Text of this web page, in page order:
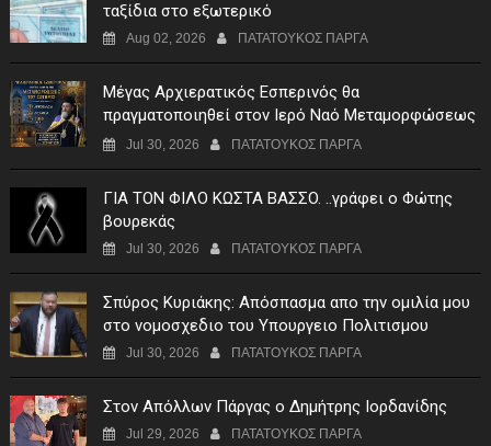
ταξίδια στο εξωτερικό
Aug 02, 2026 ΠΑΤΑΤΟΥΚΟΣ ΠΑΡΓΑ
Μέγας Αρχιερατικός Εσπερινός θα
πραγματοποιηθεί στον Ιερό Ναό Μεταμορφώσεως
του Σωτήρος Σταυροχωρίου στης 5 Αυγούστου
Jul 30, 2026 ΠΑΤΑΤΟΥΚΟΣ ΠΑΡΓΑ
ΓIA TON ΦIΛO KΩΣTA BAΣΣO. ..γράφει ο Φώτης
βουρεκάς
Jul 30, 2026 ΠΑΤΑΤΟΥΚΟΣ ΠΑΡΓΑ
Σπύρος Κυριάκης: Απόσπασμα απο την ομιλία μου
στο νομοσχεδιο του Υπουργειο Πολιτισμου
Jul 30, 2026 ΠΑΤΑΤΟΥΚΟΣ ΠΑΡΓΑ
Στον Απόλλων Πάργας ο Δημήτρης Ιορδανίδης
Jul 29, 2026 ΠΑΤΑΤΟΥΚΟΣ ΠΑΡΓΑ